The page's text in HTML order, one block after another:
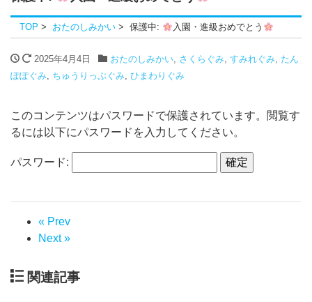
TOP おたのしみかい 保護中: 入園・進級おめでとう
2025年4月4日 おたのしみかい, さくらぐみ, すみれぐみ, たん
ぽぽぐみ ちゅうりっぷぐみ ひまわりぐみ
このコンテンツはパスワードで保護されています。閲覧す
るには以下にパスワードを入力してください。
パスワード:
« Prev
Next »
関連記事